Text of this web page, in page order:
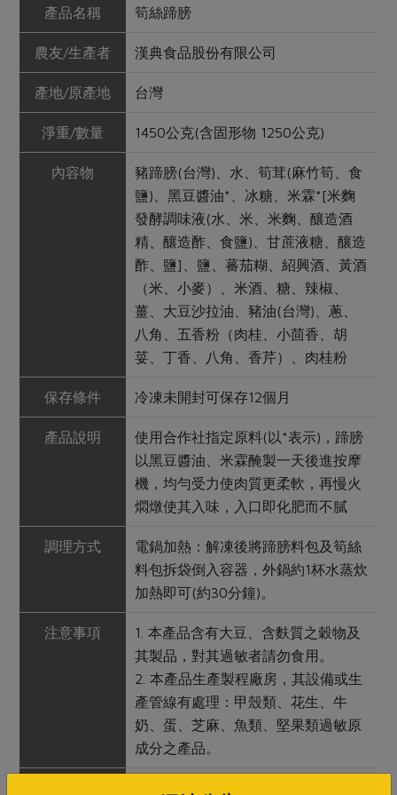
產品名稱 筍絲蹄膀
農友/生產者 漢典食品股份有限公司
產地/原產地 台灣
淨重/數量 1450公克(含固形物 1250公克)
內容物
豬蹄膀(台灣)、水、筍茸(麻竹筍、食
鹽)、黑豆醬油*、冰糖、米霖*[米麴
發酵調味液(水、米、米麴、釀造酒
精、釀造酢、食鹽)、甘蔗液糖、釀造
酢、鹽]、鹽、蕃茄糊、紹興酒、黃酒
（米、小麥）、米酒、糖、辣椒、
薑、大豆沙拉油、豬油(台灣)、蔥、
八角、五香粉（肉桂、小茴香、胡
荽、丁香、八角、香芹）、肉桂粉
保存條件 冷凍未開封可保存12個月
產品說明
使用合作社指定原料(以*表示)，蹄膀
以黑豆醬油、米霖醃製一天後進按摩
機，均勻受力使肉質更柔軟，再慢火
燜燉使其入味，入口即化肥而不膩
調理方式
電鍋加熱：解凍後將蹄膀料包及筍絲
料包拆袋倒入容器，外鍋約1杯水蒸炊
加熱即可(約30分鐘)。
注意事項
1. 本產品含有大豆、含麩質之穀物及
其製品，對其過敏者請勿食用。
2. 本產品生產製程廠房，其設備或生
產管線有處理：甲殼類、花生、牛
奶、蛋、芝麻、魚類、堅果類過敏原
成分之產品。